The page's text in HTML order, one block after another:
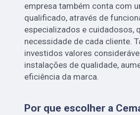
empresa também conta com
qualificado, através de
especializados e cuidadosos,
necessidade de cada cliente.
investidos valores
instalações de qualidade,
eficiência da marca.
Por que escolher a